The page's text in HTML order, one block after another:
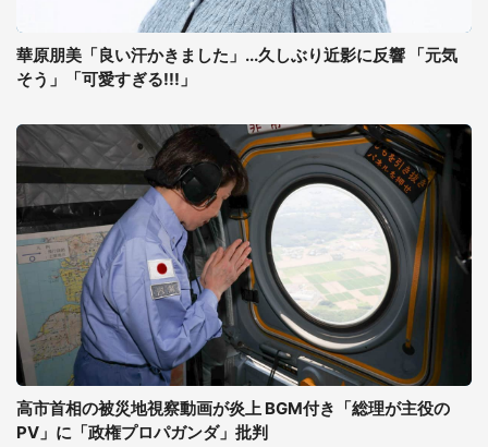
華原朋美「良い汗かきました」...久しぶり近影に反響 「元気
そう」「可愛すぎる!!!」
高市首相の被災地視察動画が炎上 BGM付き「総理が主役の
PV」に「政権プロパガンダ」批判